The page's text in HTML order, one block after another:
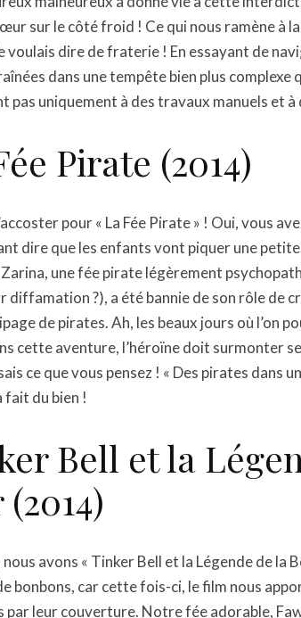
sur le côté froid ! Ce qui nous ramène à
voulais dire de fraterie ! En essayant de
dans une tempête bien plus
pas uniquement à des travaux manuels et
Pirate (2014)
pour « La Fée Pirate » ! Oui, vous
dire que les enfants vont piquer une
une fée pirate légèrement
diffamation ?), a été bannie de son rôle de
de pirates. Ah, les beaux jours où l’on
cette aventure, l’héroïne doit surmonter
ce que vous pensez ! « Des pirates dans
fait du bien !
Bell et la
avons « Tinker Bell et la Légende de la
bonbons, car cette fois-ci, le film nous
par leur couverture. Notre fée adorable,